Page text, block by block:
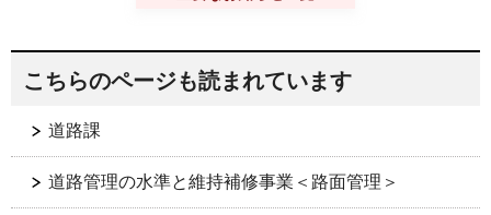
こちらのページも読まれています
道路課
道路管理の水準と維持補修事業＜路面管理＞